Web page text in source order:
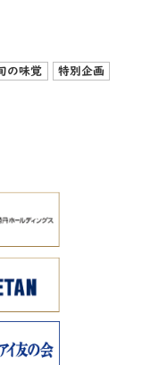
の味覚 特別企画